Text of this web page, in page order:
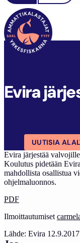
SAKL
Evira
UUTISIA
Evira järjestää
Koulutus pidetään
mahdollista osallistua
ohjelmaluonnos.
PDF
Ilmoittautumiset
Lähde: Evira 12.9.2017